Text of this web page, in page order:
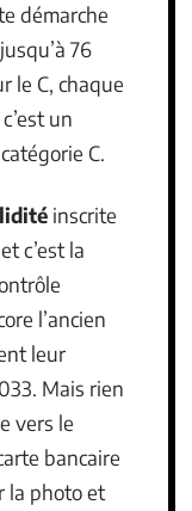
démarche
76
le C, chaque
un
C.
inscrite
c’est la
l’ancien
leur
Mais rien
vers le
bancaire
la photo et